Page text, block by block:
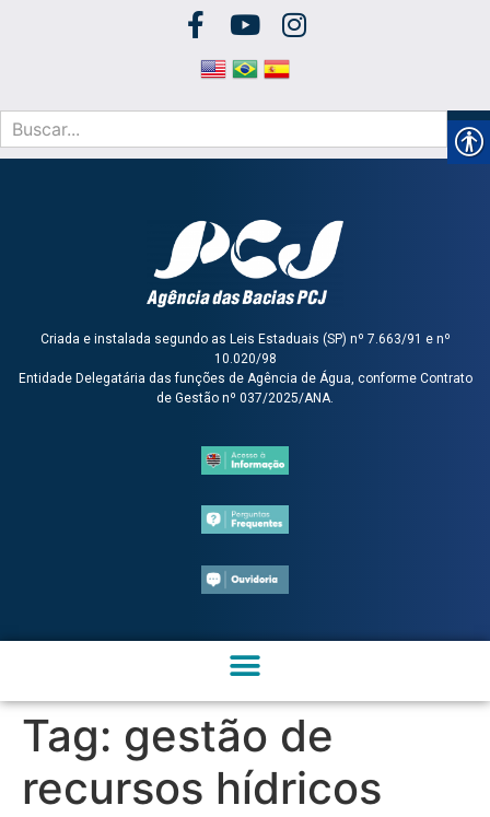
Criada e instalada segundo as Leis Estaduais (SP) nº 7.663/91 e nº
10.020/98
Entidade Delegatária das funções de Agência de Água, conforme Contrato
de Gestão nº 037/2025/ANA.
Tag: gestão de
recursos hídricos